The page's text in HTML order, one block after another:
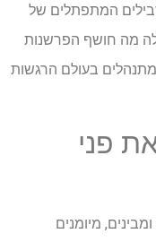
המתפתלים של
מה חושף הפרשנות
בעולם הרגשות
פני
מיומנים